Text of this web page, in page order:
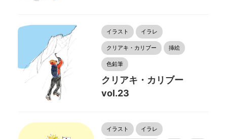
イラスト イラレ
クリアキ・カリブー 挿絵
色鉛筆
クリアキ・カリブー
vol.23
イラスト イラレ